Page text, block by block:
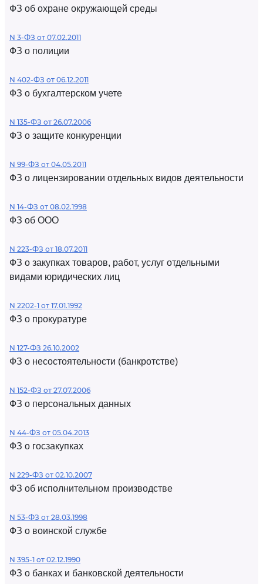
ФЗ об охране окружающей среды
N 3-ФЗ от 07.02.2011
ФЗ о полиции
N 402-ФЗ от 06.12.2011
ФЗ о бухгалтерском учете
N 135-ФЗ от 26.07.2006
ФЗ о защите конкуренции
N 99-ФЗ от 04.05.2011
ФЗ о лицензировании отдельных видов деятельности
N 14-ФЗ от 08.02.1998
ФЗ об ООО
N 223-ФЗ от 18.07.2011
ФЗ о закупках товаров, работ, услуг отдельными
видами юридических лиц
N 2202-1 от 17.01.1992
ФЗ о прокуратуре
N 127-ФЗ 26.10.2002
ФЗ о несостоятельности (банкротстве)
N 152-ФЗ от 27.07.2006
ФЗ о персональных данных
N 44-ФЗ от 05.04.2013
ФЗ о госзакупках
N 229-ФЗ от 02.10.2007
ФЗ об исполнительном производстве
N 53-ФЗ от 28.03.1998
ФЗ о воинской службе
N 395-1 от 02.12.1990
ФЗ о банках и банковской деятельности